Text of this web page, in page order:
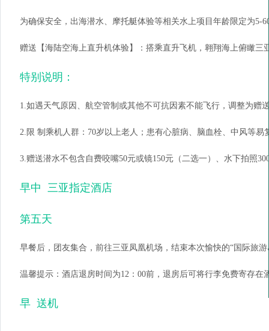
为确保安全，出海潜水、摩托艇体验等相关水上项目年龄限定为5-
赠送【海陆空海上直升机体验】：搭乘直升飞机，翱翔海上俯瞰
特别说明：
1.如遇天气原因、航空管制或其他不可抗因素不能飞行，调整为赠
2.限 制乘机人群：70岁以上老人；患有心脏病、脑血栓、中风等
3.赠送潜水不包含自费咬嘴50元或镜150元（二选一）、水下拍照
早中 三亚指定酒店
第五天
早餐后，团友集合，前往三亚凤凰机场，结束本次愉快的“国际旅游
温馨提示：酒店退房时间为12：00前，退房后可将行李免费寄存在
早 送机